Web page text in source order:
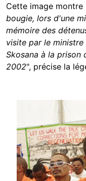
Cette image montre
bougie, lors d'une
mémoire des
visite par le
Skosana à la prison
2002", précise la